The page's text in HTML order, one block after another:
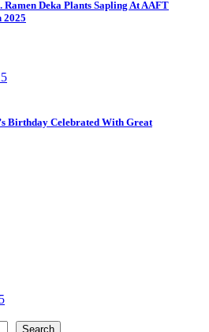
Deka Plants Sapling At AAFT
2025
Birthday Celebrated With Great
Search